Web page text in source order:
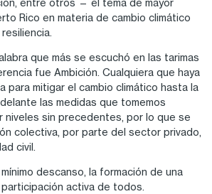
entre otros — el tema de mayor
Rico en materia de cambio climático
que más se escuchó en las tarimas
fue Ambición. Cualquiera que haya
para mitigar el cambio climático hasta la
las medidas que tomemos
niveles sin precedentes, por lo que se
colectiva, por parte del sector privado,
civil.
descanso, la formación de una
activa de todos.